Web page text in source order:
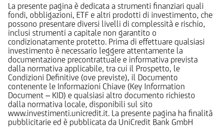
La presente pagina è dedicata a strumenti finanziari quali
fondi, obbligazioni, ETF e altri prodotti di investimento, che
possono presentare diversi livelli di complessità e rischio,
inclusi strumenti a capitale non garantito o
condizionatamente protetto. Prima di effettuare qualsiasi
investimento è necessario leggere attentamente la
documentazione precontrattuale e informativa prevista
dalla normativa applicabile, tra cui il Prospetto, le
Condizioni Definitive (ove previste), il Documento
contenente le Informazioni Chiave (Key Information
Document – KID) e qualsiasi altro documento richiesto
dalla normativa locale, disponibili sul sito
www.investimenti.unicredit.it. La presente pagina ha finalità
pubblicitarie ed è pubblicata da UniCredit Bank GmbH